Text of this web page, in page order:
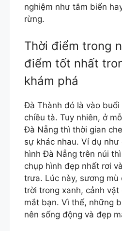
nghiệm như tắm biển
rừng.
Thời điểm trong
điểm tốt nhất
khám phá
Đà Thành đó là vào buổi
chiều tà. Tuy nhiên, ở
Đà Nẵng thì thời gian
sự khác nhau. Ví dụ
hình Đà Nẵng trên núi
chụp hình đẹp nhất rơi
trưa. Lúc này, sương
trời trong xanh, cảnh
mắt bạn. Vì thế, những
nên sống động và đẹp